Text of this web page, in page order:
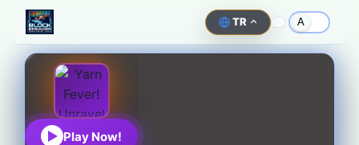
TR A
Play Now!